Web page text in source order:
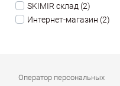
SKIMIR склад (2)
Интернет-магазин (2)
Оператор персональных